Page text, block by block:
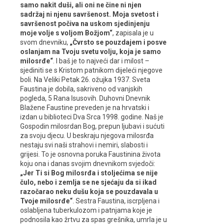
samo nakit duši, ali oni ne čine ni njen
sadržaj ni njenu savršenost. Moja svetost i
savršenost počiva na uskom sjedinjenju
moje volje s voljom Božjom“, zapisala je u
svom dnevniku, „Čvrsto se pouzdajem i posve
oslanjam na Tvoju svetu volju, koja je samo
milosrđe“ . I baš je to najveći dar i milost –
sjediniti se s Kristom patnikom dijeleći njegove
boli. Na Veliki Petak 26. ožujka 1937. Sveta
Faustina je dobila, sakriveno od vanjskih
pogleda, 5 Rana Isusovih. Duhovni Dnevnik
Blažene Faustine preveden je na hrvatski i
izdan u biblioteci Dva Srca 1998. godine. Naš je
Gospodin milosrdan Bog, prepun ljubavi i sućuti
za svoju djecu. U beskraju njegova milosrđa
nestaju svi naši strahovi i nemiri, slabosti i
grijesi. To je osnovna poruka Faustinina života
koju ona i danas svojim dnevnikom svjedoči:
„Jer Ti si Bog milosrđa i stoljećima se nije
čulo, nebo i zemlja se ne sjećaju da si ikad
razočarao neku dušu koja se pouzdavala u
Tvoje milosrđe“ . Sestra Faustina, iscrpljena i
oslabljena tuberkulozom i patnjama koje je
podnosila kao žrtvu za spas grešnika, umrla je u